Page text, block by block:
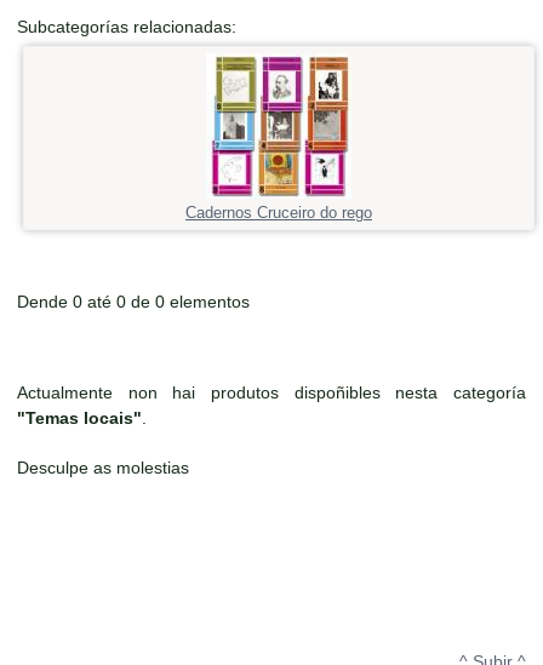
Subcategorías relacionadas:
Cadernos Cruceiro do rego
Dende 0 até 0 de 0 elementos
Actualmente non hai produtos dispoñibles nesta categoría
"Temas locais"
Desculpe as molestias
^ Subir ^